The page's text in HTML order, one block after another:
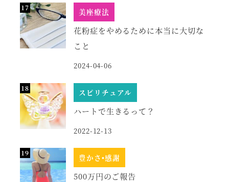
美座療法
花粉症をやめるために本当に大切な
こと
2024-04-06
スピリチュアル
ハートで生きるって？
2022-12-13
豊かさ•感謝
500万円のご報告